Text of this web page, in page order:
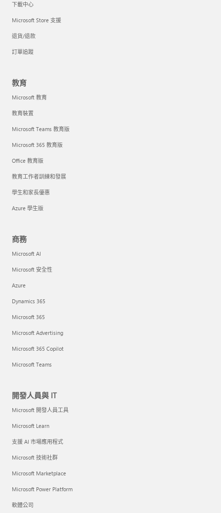
下載中心
Microsoft Store 支援
退貨/退款
訂單追蹤
教育
Microsoft 教育
教育裝置
Microsoft Teams 教育版
Microsoft 365 教育版
Office 教育版
教育工作者訓練和發展
學生和家長優惠
Azure 學生版
商務
Microsoft AI
Microsoft 安全性
Azure
Dynamics 365
Microsoft 365
Microsoft Advertising
Microsoft 365 Copilot
Microsoft Teams
開發人員與 IT
Microsoft 開發人員工具
Microsoft Learn
支援 AI 市場應用程式
Microsoft 技術社群
Microsoft Marketplace
Microsoft Power Platform
軟體公司